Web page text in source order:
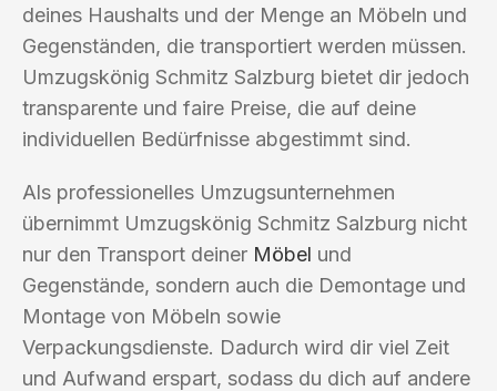
deines Haushalts und der Menge an Möbeln und
Gegenständen, die transportiert werden müssen.
Umzugskönig Schmitz Salzburg bietet dir jedoch
transparente und faire Preise, die auf deine
individuellen Bedürfnisse abgestimmt sind.
Als professionelles Umzugsunternehmen
übernimmt Umzugskönig Schmitz Salzburg nicht
nur den Transport deiner Möbel und
Gegenstände, sondern auch die Demontage und
Montage von Möbeln sowie
Verpackungsdienste. Dadurch wird dir viel Zeit
und Aufwand erspart, sodass du dich auf andere